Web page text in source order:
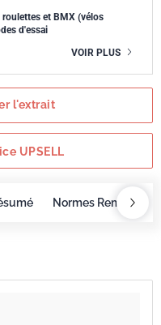
et BMX (vélos
d'essai
VOIR PLUS
l'extrait
UPSELL
Normes